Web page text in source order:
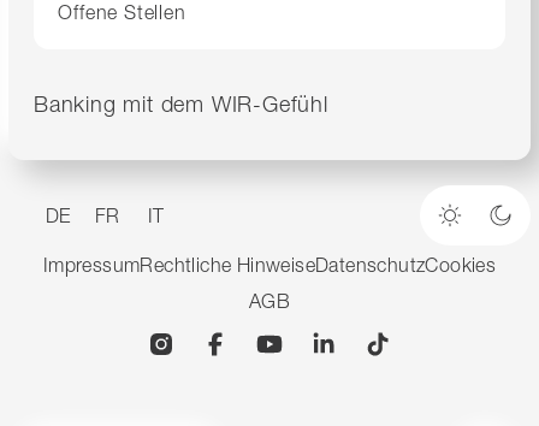
Offene Stellen
Banking mit dem WIR-Gefühl
DE FR IT
Heller
ImpressumRechtliche HinweiseDatenschutzCookies
AGB
InstagramFacebookYouTubeLinkedin